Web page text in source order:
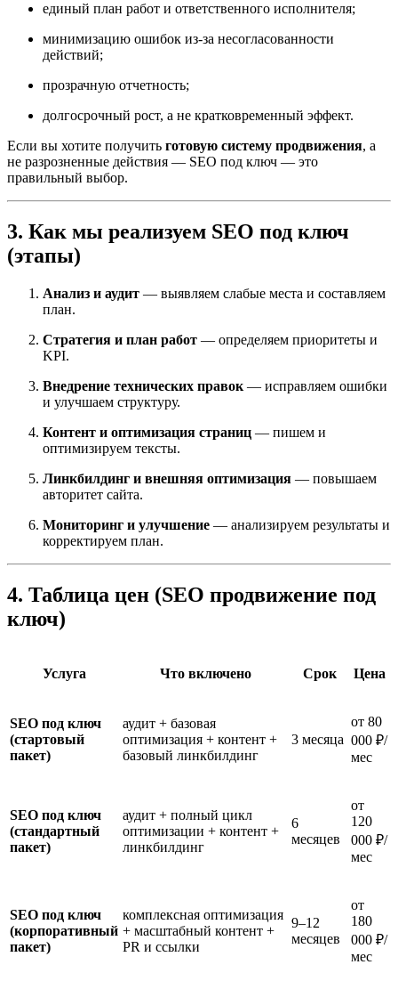
единый план работ и ответственного исполнителя;
минимизацию ошибок из-за несогласованности
действий;
прозрачную отчетность;
долгосрочный рост, а не кратковременный эффект.
Если вы хотите получить готовую систему продвижения, а
не разрозненные действия — SEO под ключ — это
правильный выбор.
3. Как мы реализуем SEO под ключ
(этапы)
Анализ и аудит — выявляем слабые места и составляем
план.
Стратегия и план работ — определяем приоритеты и
KPI.
Внедрение технических правок — исправляем ошибки
и улучшаем структуру.
Контент и оптимизация страниц — пишем и
оптимизируем тексты.
Линкбилдинг и внешняя оптимизация — повышаем
авторитет сайта.
Мониторинг и улучшение — анализируем результаты и
корректируем план.
4. Таблица цен (SEO продвижение под
ключ)
Услуга Что включено Срок Цена
SEO под ключ
(стартовый
пакет)
аудит + базовая
оптимизация + контент +
базовый линкбилдинг
3 месяца
от 80
000 ₽/
мес
SEO под ключ
(стандартный
пакет)
аудит + полный цикл
оптимизации + контент +
линкбилдинг
6
месяцев
от
120
000 ₽/
мес
SEO под ключ
(корпоративный
пакет)
комплексная оптимизация
+ масштабный контент +
PR и ссылки
9–12
месяцев
от
180
000 ₽/
мес